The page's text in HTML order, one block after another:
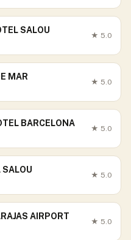
SALOU
★ 5.0
MAR
★ 5.0
BARCELONA
★ 5.0
SALOU
★ 5.0
AIRPORT
★ 5.0